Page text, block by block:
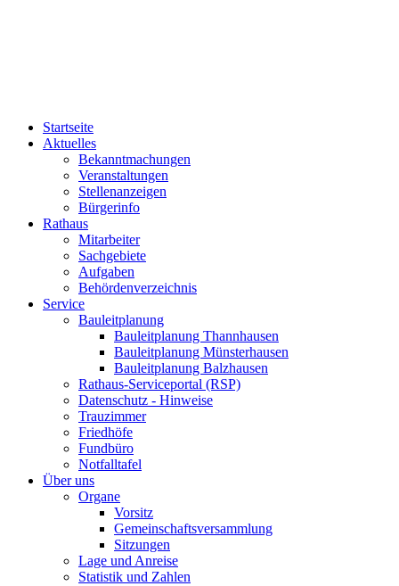
Startseite
Aktuelles
Bekanntmachungen
Veranstaltungen
Stellenanzeigen
Bürgerinfo
Rathaus
Mitarbeiter
Sachgebiete
Aufgaben
Behördenverzeichnis
Service
Bauleitplanung
Bauleitplanung Thannhausen
Bauleitplanung Münsterhausen
Bauleitplanung Balzhausen
Rathaus-Serviceportal (RSP)
Datenschutz - Hinweise
Trauzimmer
Friedhöfe
Fundbüro
Notfalltafel
Über uns
Organe
Vorsitz
Gemeinschaftsversammlung
Sitzungen
Lage und Anreise
Statistik und Zahlen